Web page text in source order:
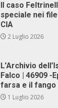
Il caso
speciale nei
CIA
2 Luglio 2026
L’Archivio
Falco | 46909 -
farsa e il fango
1 Luglio 2026